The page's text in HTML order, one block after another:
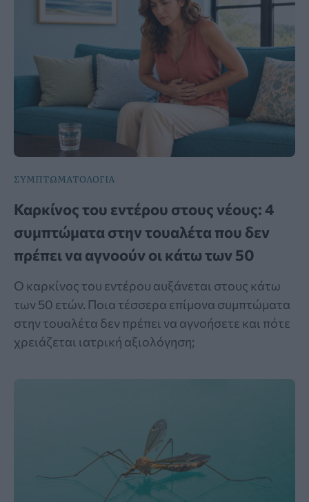
ΣΥΜΠΤΩΜΑΤΟΛΟΓΙΑ
Καρκίνος του εντέρου στους νέους: 4
συμπτώματα στην τουαλέτα που δεν
πρέπει να αγνοούν οι κάτω των 50
Ο καρκίνος του εντέρου αυξάνεται στους κάτω
των 50 ετών. Ποια τέσσερα επίμονα συμπτώματα
στην τουαλέτα δεν πρέπει να αγνοήσετε και πότε
χρειάζεται ιατρική αξιολόγηση;